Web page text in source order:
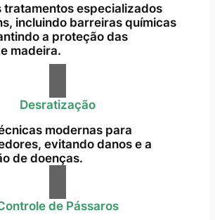
tratamentos especializados
incluindo barreiras químicas
a proteção das
madeira.
Desratização
modernas para
evitando danos e a
de doenças.
de Pássaros